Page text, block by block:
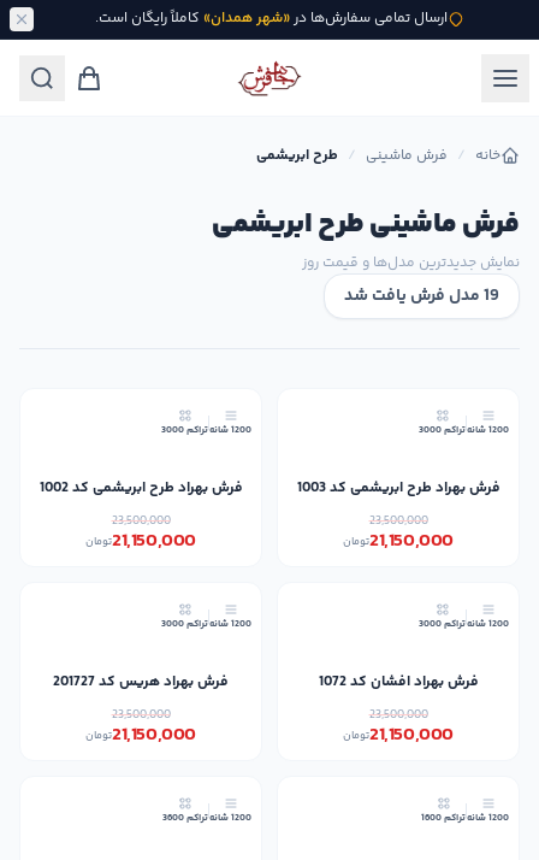
ارسال تمامی سفارش‌ها در«شهر همدان» کاملاً رایگان است.
خانه / فرش ماشینی / طرح ابریشمی
فرش ماشینی طرح ابریشمی
نمایش جدیدترین مدل‌ها و قیمت روز
19 مدل فرش یافت شد
1200 شانه تراکم 3000
فرش بهراد طرح ابریشمی کد 1003
23,500,000
21,150,000تومان
1200 شانه تراکم 3000
فرش بهراد طرح ابریشمی کد 1002
23,500,000
21,150,000تومان
1200 شانه تراکم 3000
فرش بهراد افشان کد 1072
23,500,000
21,150,000تومان
1200 شانه تراکم 3000
فرش بهراد هریس کد 201727
23,500,000
21,150,000تومان
1200 شانه تراکم 1600 1200 شانه تراکم 3600